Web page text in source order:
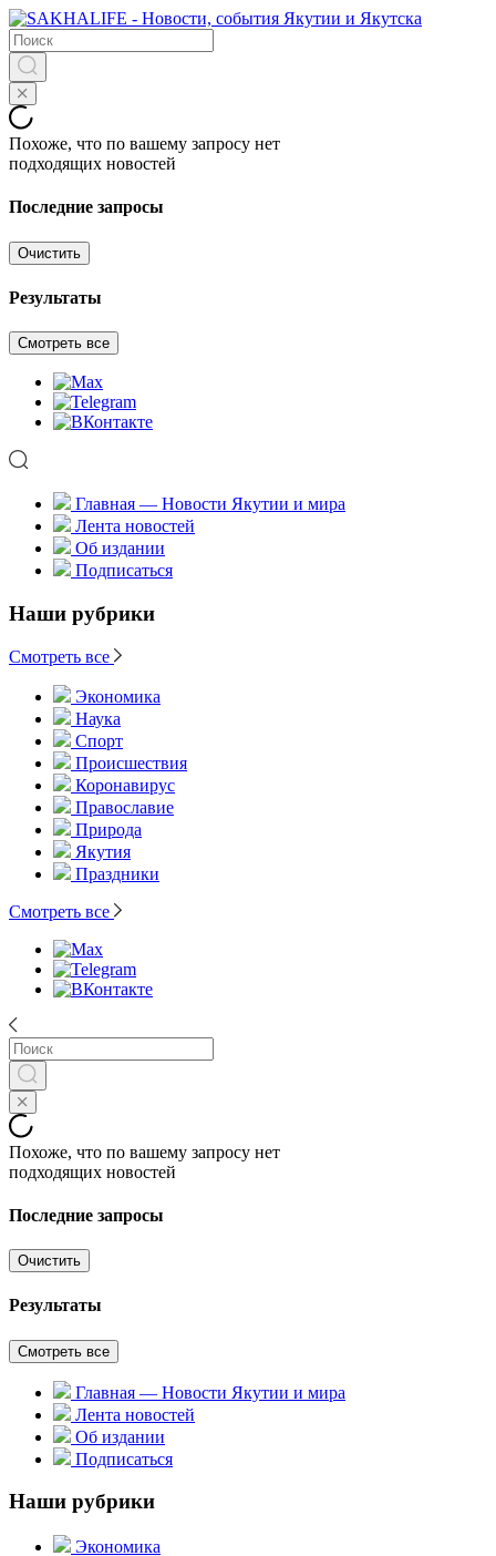
Похоже, что по вашему запросу нет
подходящих новостей
Последние запросы
Очистить
Результаты
Смотреть все
Главная — Новости Якутии и мира
Лента новостей
Об издании
Подписаться
Наши рубрики
Смотреть все
Экономика
Наука
Спорт
Происшествия
Коронавирус
Православие
Природа
Якутия
Праздники
Смотреть все
Похоже, что по вашему запросу нет
подходящих новостей
Последние запросы
Очистить
Результаты
Смотреть все
Главная — Новости Якутии и мира
Лента новостей
Об издании
Подписаться
Наши рубрики
Экономика